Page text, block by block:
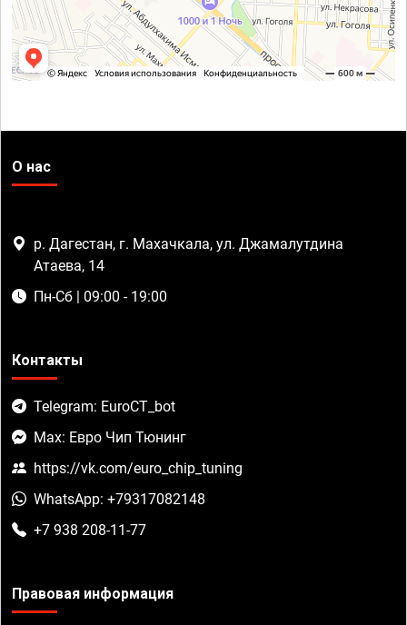
О нас
р. Дагестан, г. Махачкала, ул. Джамалутдина
Атаева, 14
Пн-Сб | 09:00 - 19:00
Контакты
Telegram: EuroCT_bot
Max: Евро Чип Тюнинг
https://vk.com/euro_chip_tuning
WhatsApp: +79317082148
+7 938 208-11-77
Правовая информация